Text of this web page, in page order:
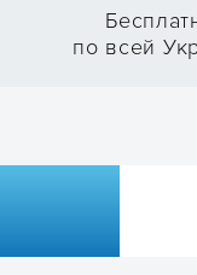
по всей